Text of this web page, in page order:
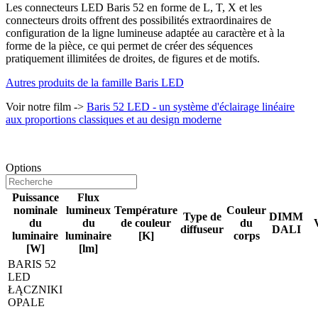
Les connecteurs LED Baris 52 en forme de L, T, X et les
connecteurs droits offrent des possibilités extraordinaires de
configuration de la ligne lumineuse adaptée au caractère et à la
forme de la pièce, ce qui permet de créer des séquences
pratiquement illimitées de droites, de figures et de motifs.
Autres produits de la famille Baris LED
Voir notre film -> Baris 52 LED - un système d'éclairage linéaire
aux proportions classiques et au design moderne
Options
Puissance
nominale
du
luminaire
[W]
Flux
lumineux
du
luminaire
[lm]
Température
de couleur
[K]
Type de
diffuseur
Couleur
du
corps
DIMM
DALI
BARIS 52
LED
ŁĄCZNIKI
OPALE